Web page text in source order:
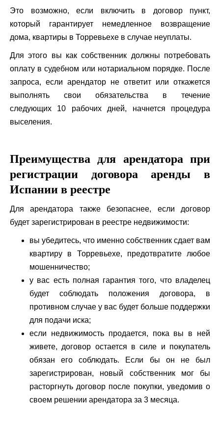
Это возможно, если включить в договор пункт,
который гарантирует немедленное возвращение
дома, квартиры в Торревьехе в случае неуплаты.
Для этого вы как собственник должны потребовать
оплату в судебном или нотариальном порядке. После
запроса, если арендатор не ответит или откажется
выполнять свои обязательства в течение
следующих 10 рабочих дней, начнется процедура
выселения.
Преимущества для арендатора при
регистрации договора аренды в
Испании в реестре
Для арендатора также безопаснее, если договор
будет зарегистрирован в реестре недвижимости:
вы убедитесь, что именно собственник сдает вам
квартиру в Торревьехе, предотвратите любое
мошенничество;
у вас есть полная гарантия того, что владелец
будет соблюдать положения договора, в
противном случае у вас будет больше поддержки
для подачи иска;
если недвижимость продается, пока вы в ней
живете, договор остается в силе и покупатель
обязан его соблюдать. Если бы он не был
зарегистрирован, новый собственник мог бы
расторгнуть договор после покупки, уведомив о
своем решении арендатора за 3 месяца.